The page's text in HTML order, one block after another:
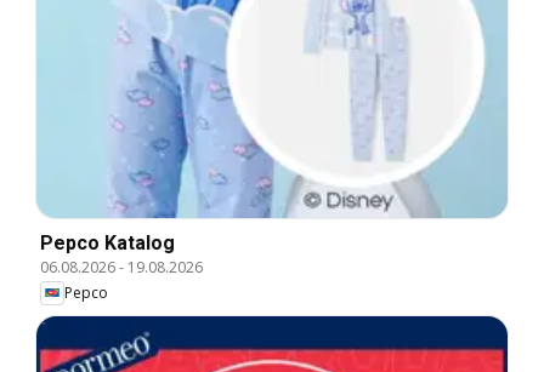
Pepco Katalog
06.08.2026- 19.08.2026
Pepco